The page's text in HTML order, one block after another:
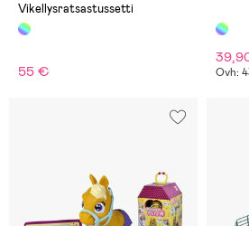
Vikellysratsastussetti
55 € Ovh: